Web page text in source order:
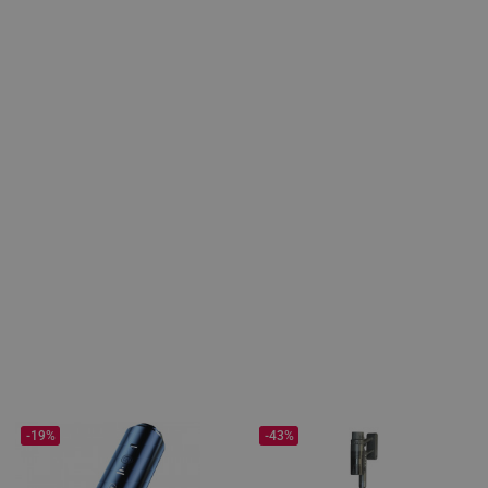
-19% -43%